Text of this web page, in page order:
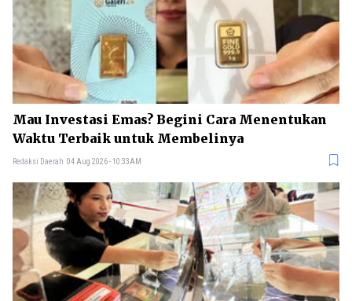
Mau Investasi Emas? Begini Cara Menentukan
Waktu Terbaik untuk Membelinya
Redaksi Daerah 04 Aug 2026 - 10:33AM